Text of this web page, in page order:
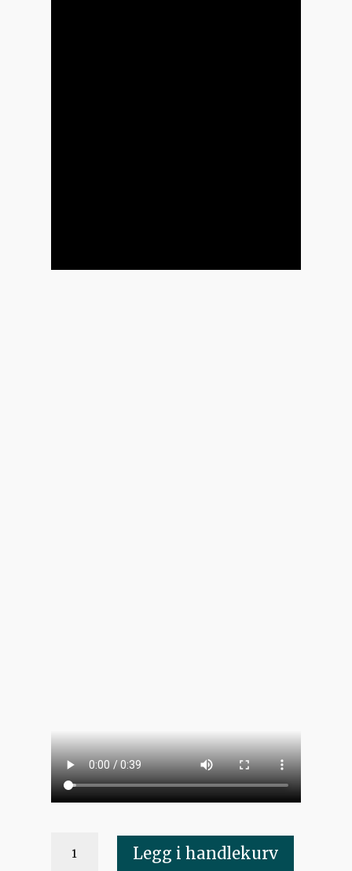
arms
Legg i handlekurv